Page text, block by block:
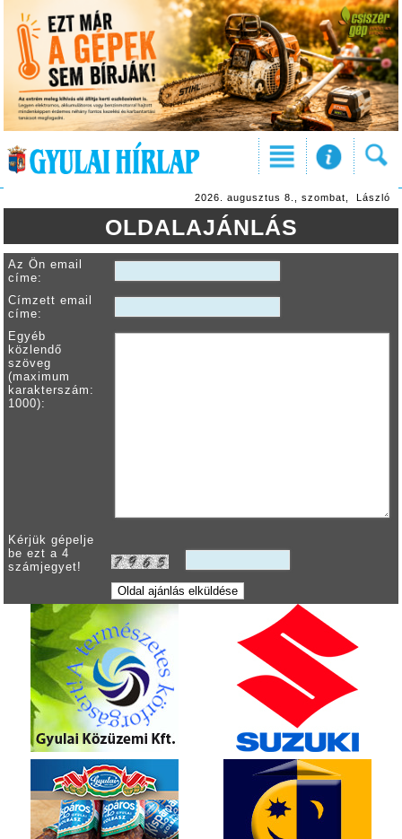
2026. augusztus 8., szombat, László
OLDALAJÁNLÁS
Az Ön email
címe:
Címzett email
címe:
Egyéb
közlendő
szöveg
(maximum
karakterszám:
1000):
Kérjük gépelje
be ezt a 4
számjegyet!